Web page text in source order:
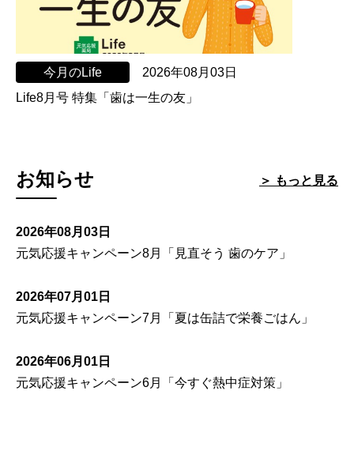
今月のLife
2026年08月03日
Life8月号 特集「歯は一生の友」
お知らせ
2026年08月03日
元気応援キャンペーン8月「見直そう 歯のケア」
2026年07月01日
元気応援キャンペーン7月「夏は缶詰で栄養ごはん」
2026年06月01日
元気応援キャンペーン6月「今すぐ熱中症対策」
＞ もっと見る